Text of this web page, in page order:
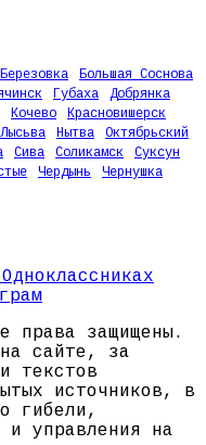
Березовка
Большая Соснова
Губаха
Добрянка
Кочево
Красновишерск
Лысьва Нытва
Октябрьский
Сива Соликамск
Суксун
Чердынь
Чернушка
права защищены.
сайте, за
текстов
источников, в
гибели,
и управления на